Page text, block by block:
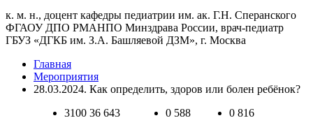
к. м. н., доцент кафедры педиатрии им. ак. Г.Н. Сперанского
ФГАОУ ДПО РМАНПО Минздрава России, врач-педиатр
ГБУЗ «ДГКБ им. З.А. Башляевой ДЗМ», г. Москва
Главная
Мероприятия
28.03.2024. Как определить, здоров или болен ребёнок?
3100 36 643
0 588
0 816